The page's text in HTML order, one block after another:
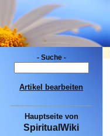
- Suche -
Artikel bearbeiten
Hauptseitevon
SpiritualWiki